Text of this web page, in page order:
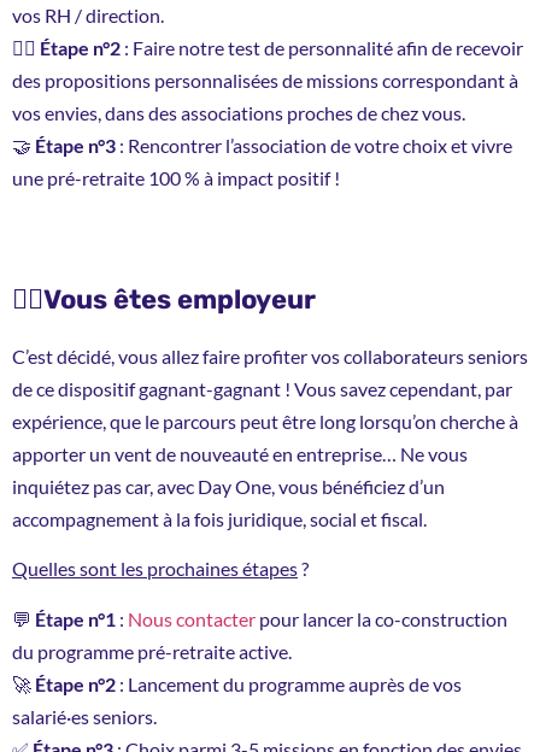
vos RH / direction.
💁‍♀️ Étape n°2 : Faire notre test de personnalité afin de recevoir
des propositions personnalisées de missions correspondant à
vos envies, dans des associations proches de chez vous.
🤝 Étape n°3 : Rencontrer l’association de votre choix et vivre
une pré-retraite 100 % à impact positif !
🙋‍♀️Vous êtes employeur
C’est décidé, vous allez faire profiter vos collaborateurs seniors
de ce dispositif gagnant-gagnant ! Vous savez cependant, par
expérience, que le parcours peut être long lorsqu’on cherche à
apporter un vent de nouveauté en entreprise… Ne vous
inquiétez pas car, avec Day One, vous bénéficiez d’un
accompagnement à la fois juridique, social et fiscal.
Quelles sont les prochaines étapes?
💬 Étape n°1 : Nous contacter pour lancer la co-construction
du programme pré-retraite active.
🚀 Étape n°2 : Lancement du programme auprès de vos
salarié·es seniors.